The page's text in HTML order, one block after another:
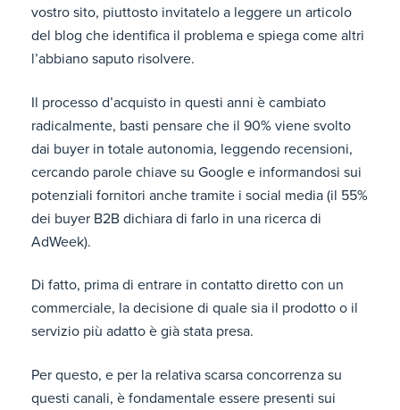
vostro sito, piuttosto invitatelo a leggere un articolo
del blog che identifica il problema e spiega come altri
l’abbiano saputo risolvere.
Il processo d’acquisto in questi anni è cambiato
radicalmente, basti pensare che il 90% viene svolto
dai buyer in totale autonomia, leggendo recensioni,
cercando parole chiave su Google e informandosi sui
potenziali fornitori anche tramite i social media (il 55%
dei buyer B2B dichiara di farlo in una ricerca di
AdWeek).
Di fatto, prima di entrare in contatto diretto con un
commerciale, la decisione di quale sia il prodotto o il
servizio più adatto è già stata presa.
Per questo, e per la relativa scarsa concorrenza su
questi canali, è fondamentale essere presenti sui